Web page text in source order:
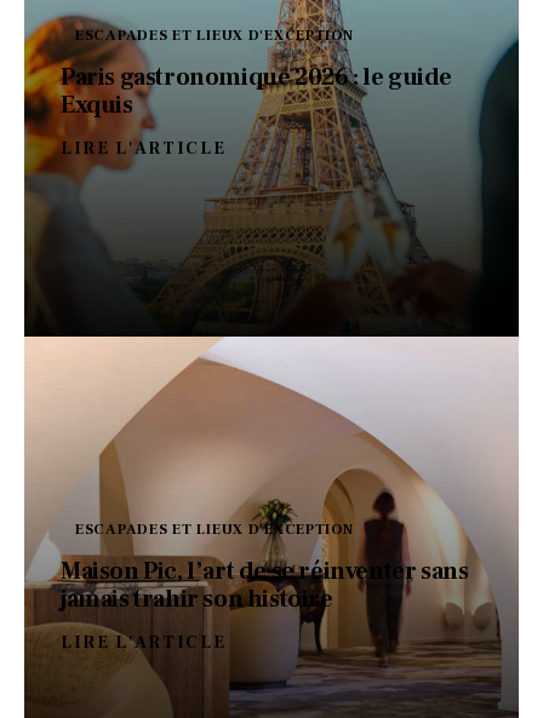
ESCAPADES ET LIEUX D'EXCEPTION
Paris gastronomique 2026 : le guide
Exquis
LIRE L'ARTICLE
ESCAPADES ET LIEUX D'EXCEPTION
Maison Pic, l’art de se réinventer sans
jamais trahir son histoire
LIRE L'ARTICLE